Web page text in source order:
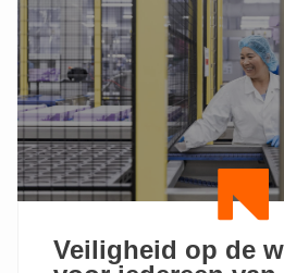
IEDEREEN:
BAKKERS,
WERKNEMERS
ÉN
JONGEREN!
Veiligheid op de